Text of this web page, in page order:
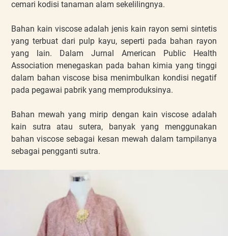
cemari kodisi tanaman alam sekelilingnya.
Bahan kain viscose adalah jenis kain rayon semi sintetis
yang terbuat dari pulp kayu, seperti pada bahan rayon
yang lain. Dalam Jurnal American Public Health
Association menegaskan pada bahan kimia yang tinggi
dalam bahan viscose bisa menimbulkan kondisi negatif
pada pegawai pabrik yang memproduksinya.
Bahan mewah yang mirip dengan kain viscose adalah
kain sutra atau sutera, banyak yang menggunakan
bahan viscose sebagai kesan mewah dalam tampilanya
sebagai pengganti sutra.